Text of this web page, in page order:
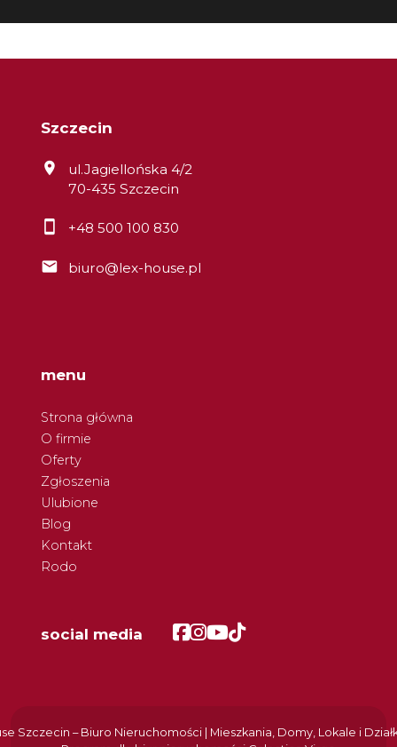
Szczecin
ul.Jagiellońska 4/2
70-435 Szczecin
+48 500 100 830
biuro@lex-house.pl
menu
Strona główna
O firmie
Oferty
Zgłoszenia
Ulubione
Blog
Kontakt
Rodo
social media Facebook
Facebook
Facebook
Facebook
Szczecin – Biuro Nieruchomości | Mieszkania, Domy, Lokale i